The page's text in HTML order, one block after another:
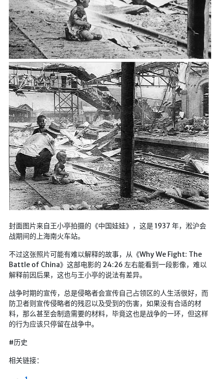
封面图片来自王小亭拍摄的《中国娃娃》，这是 1937 年，淞沪会
战期间的上海南火车站。
不过这张照片可能有难以解释的故事，从《Why We Fight: The
Battle of China》这部电影的 24:26 左右能看到一段影像，难以
解释前因后果，这也与王小亭的说法有差异。
战争时期的宣传，总是侵略者会宣传自己占领区的人生活很好，而
防卫者则宣传侵略者的残忍以及受到的伤害，如果没有合适的材
料，那么甚至会制造需要的材料，毕竟这也是战争的一环，但这样
的行为应该只停留在战争中。
#历史
相关链接：